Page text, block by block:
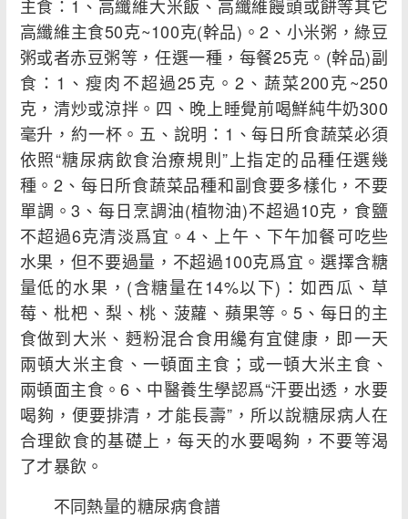
主食：1、高纖維大米飯、高纖維饅頭或餅等其它
高纖維主食50克~100克(幹品)。2、小米粥，綠豆
粥或者赤豆粥等，任選一種，每餐25克。(幹品)副
食：1、瘦肉不超過25克。2、蔬菜200克~250
克，清炒或涼拌。四、晚上睡覺前喝鮮純牛奶300
毫升，約一杯。五、說明：1、每日所食蔬菜必須
依照“糖尿病飲食治療規則”上指定的品種任選幾
種。2、每日所食蔬菜品種和副食要多樣化，不要
單調。3、每日烹調油(植物油)不超過10克，食鹽
不超過6克清淡爲宜。4、上午、下午加餐可吃些
水果，但不要過量，不超過100克爲宜。選擇含糖
量低的水果，(含糖量在14%以下)：如西瓜、草
莓、枇杷、梨、桃、菠蘿、蘋果等。5、每日的主
食做到大米、麪粉混合食用纔有宜健康，即一天
兩頓大米主食、一頓面主食；或一頓大米主食、
兩頓面主食。6、中醫養生學認爲“汗要出透，水要
喝夠，便要排清，才能長壽”，所以說糖尿病人在
合理飲食的基礎上，每天的水要喝夠，不要等渴
了才暴飲。
不同熱量的糖尿病食譜